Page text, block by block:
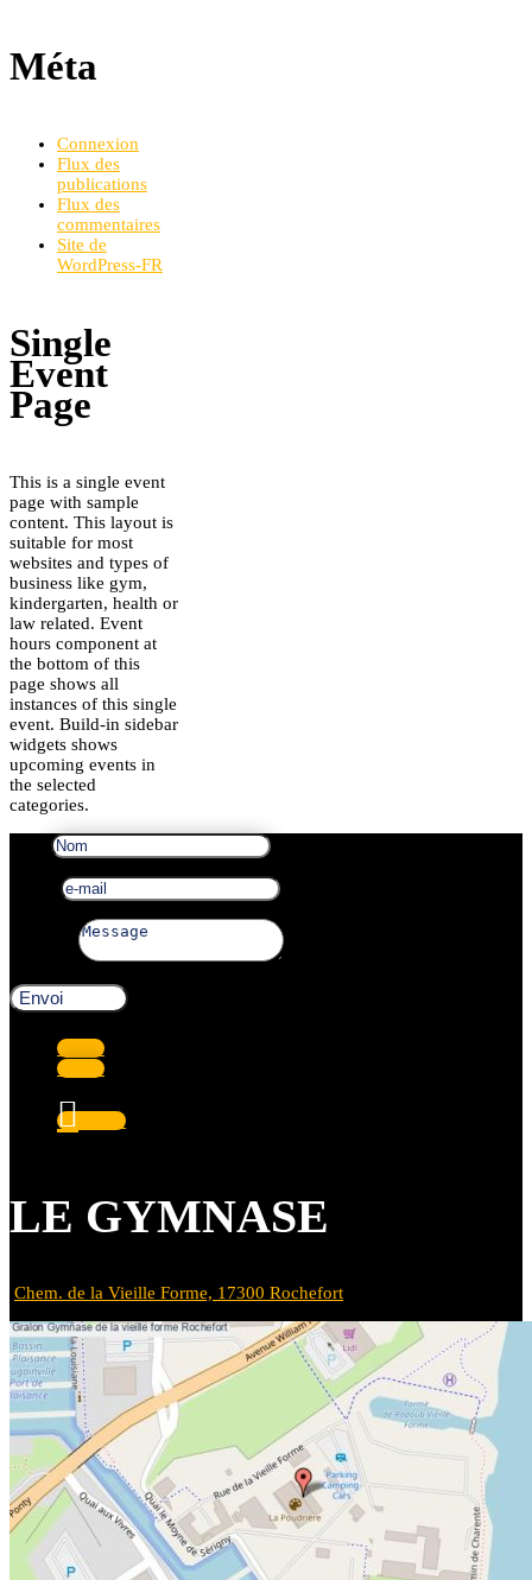
Méta
Connexion
Flux des
publications
Flux des
commentaires
Site de
WordPress-FR
Single
Event
Page
This is a single event
page with sample
content. This layout is
suitable for most
websites and types of
business like gym,
kindergarten, health or
law related. Event
hours component at
the bottom of this
page shows all
instances of this single
event. Build-in sidebar
widgets shows
upcoming events in
the selected
categories.
Envoi
Suivre
Suivre
Suivre
LE GYMNASE
Chem. de la Vieille Forme, 17300 Rochefort